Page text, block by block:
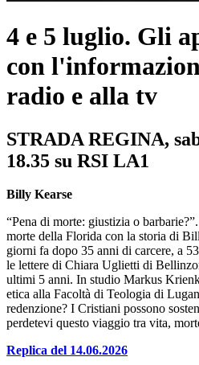
4 e 5 luglio. Gli
con
radio e alla tv
STRADA REGINA,
18.35 su RSI LA1
Billy Kearse
“Pena di morte: giustizia o
morte della Florida con la storia di
giorni fa dopo 35 anni di carcere, a
le lettere di Chiara Uglietti di
ultimi 5 anni. In studio Markus
etica alla Facoltà di Teologia di
redenzione? I Cristiani possono
perdetevi questo viaggio tra vita,
Replica del 14.06.2026